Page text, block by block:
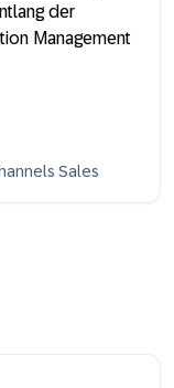
der
Management
Sales